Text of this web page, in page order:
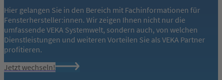
Hier gelangen Sie in den Bereich mit Fachinformationen für
Fensterhersteller:innen. Wir zeigen Ihnen nicht nur die
umfassende VEKA Systemwelt, sondern auch, von welchen
Dienstleistungen und weiteren Vorteilen Sie als VEKA Partner
profitieren.
Jetzt wechseln!